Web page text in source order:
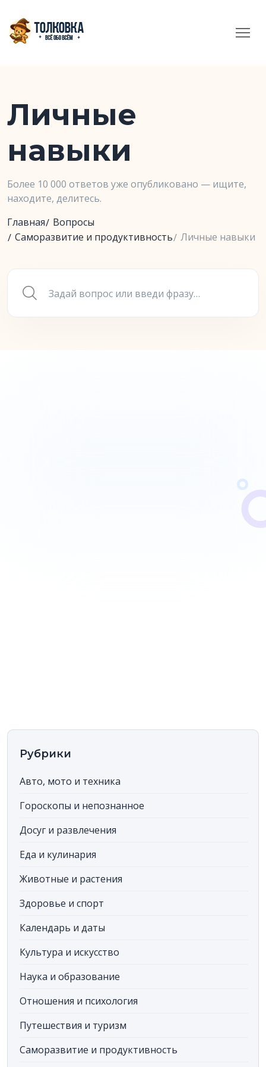
Личные
навыки
Более 10 000 ответов уже опубликовано — ищите,
находите, делитесь.
Главная
Вопросы
Саморазвитие и продуктивность
Личные навыки
Рубрики
Авто, мото и техника
Гороскопы и непознанное
Досуг и развлечения
Еда и кулинария
Животные и растения
Здоровье и спорт
Календарь и даты
Культура и искусство
Наука и образование
Отношения и психология
Путешествия и туризм
Саморазвитие и продуктивность